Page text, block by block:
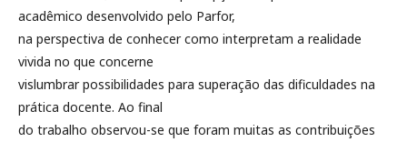
acadêmico desenvolvido pelo Parfor,
na perspectiva de conhecer como interpretam a realidade
vivida no que concerne
vislumbrar possibilidades para superação das dificuldades na
prática docente. Ao final
do trabalho observou-se que foram muitas as contribuições